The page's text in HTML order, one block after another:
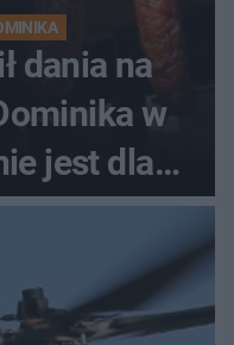
dania na
w
jest dla